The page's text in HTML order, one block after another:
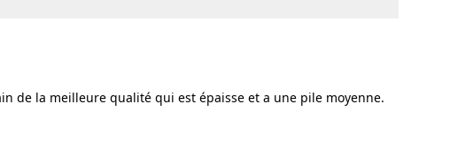
de la meilleure qualité qui est épaisse et a une pile moyenne.